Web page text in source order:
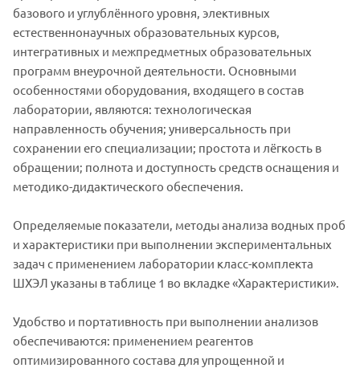
базового и углублённого уровня, элективных
естественнонаучных образовательных курсов,
интегративных и межпредметных образовательных
программ внеурочной деятельности. Основными
особенностями оборудования, входящего в состав
лаборатории, являются: технологическая
направленность обучения; универсальность при
сохранении его специализации; простота и лёгкость в
обращении; полнота и доступность средств оснащения и
методико-дидактического обеспечения.
Определяемые показатели, методы анализа водных проб
и характеристики при выполнении экспериментальных
задач с применением лаборатории класс-комплекта
ШХЭЛ указаны в таблице 1 во вкладке «Характеристики».
Удобство и портативность при выполнении анализов
обеспечиваются: применением реагентов
оптимизированного состава для упрощенной и